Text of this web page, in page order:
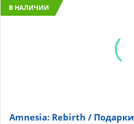
В НАЛИЧИИ
Amnesia: Rebirth / Подарки